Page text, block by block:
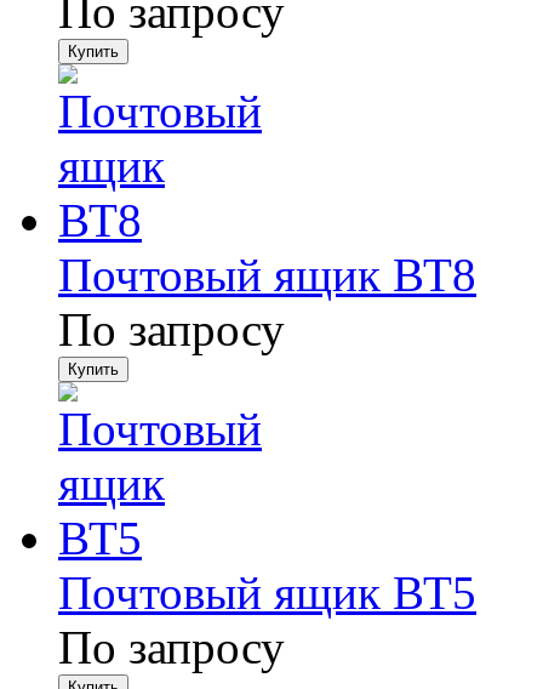
По запросу
Почтовый ящик ВТ8
По запросу
Почтовый ящик ВТ5
По запросу